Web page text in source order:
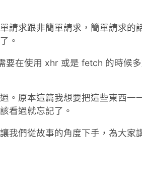
請求跟非簡單請求，簡單請求的
。
要在使用 xhr 或是 fetch 的時候
。原本這篇我想要把這些東西一
看過就忘記了。
我們從故事的角度下手，為大家